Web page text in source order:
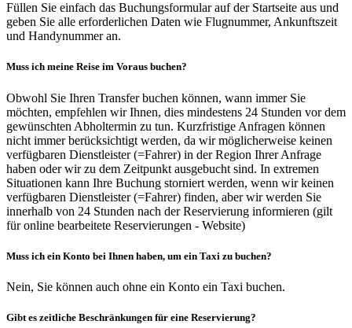
Füllen Sie einfach das Buchungsformular auf der Startseite aus und
geben Sie alle erforderlichen Daten wie Flugnummer, Ankunftszeit
und Handynummer an.
Muss ich meine Reise im Voraus buchen?
Obwohl Sie Ihren Transfer buchen können, wann immer Sie
möchten, empfehlen wir Ihnen, dies mindestens 24 Stunden vor dem
gewünschten Abholtermin zu tun. Kurzfristige Anfragen können
nicht immer berücksichtigt werden, da wir möglicherweise keinen
verfügbaren Dienstleister (=Fahrer) in der Region Ihrer Anfrage
haben oder wir zu dem Zeitpunkt ausgebucht sind. In extremen
Situationen kann Ihre Buchung storniert werden, wenn wir keinen
verfügbaren Dienstleister (=Fahrer) finden, aber wir werden Sie
innerhalb von 24 Stunden nach der Reservierung informieren (gilt
für online bearbeitete Reservierungen - Website)
Muss ich ein Konto bei Ihnen haben, um ein Taxi zu buchen?
Nein, Sie können auch ohne ein Konto ein Taxi buchen.
Gibt es zeitliche Beschränkungen für eine Reservierung?